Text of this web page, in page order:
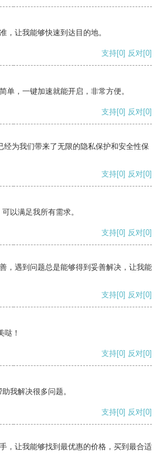
，让我能够快速到达目的地。
支持[0] 反对[0]
单，一键加速就能开启，非常方便。
支持[0] 反对[0]
经为我们带来了无限的隐私保护和安全性保
支持[0] 反对[0]
以满足我所有需求。
支持[0] 反对[0]
，遇到问题总是能够得到妥善解决，让我能
支持[0] 反对[0]
哒！
支持[0] 反对[0]
我解决很多问题。
支持[0] 反对[0]
，让我能够找到最优惠的价格，买到最合适